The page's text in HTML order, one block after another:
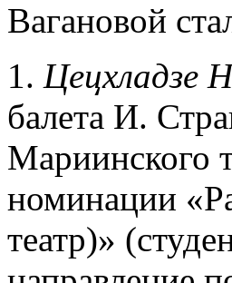
Вагановой
1. Цецхладзе
балета И.
Мариинского
номинации
театр)»